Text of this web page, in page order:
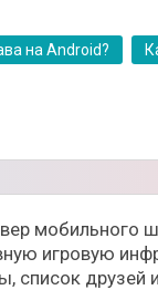
на Android?
игровую
список друзей